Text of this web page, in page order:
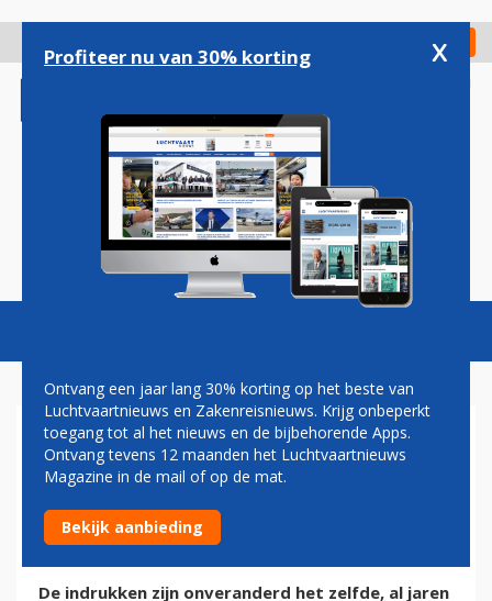
gaan
Check in
Magazine Podcasts Vacatures
HERMAN MATEBOER:
EENZAME PLANEET
28 mei 2014
De indrukken zijn onveranderd het zelfde, al jaren
Profiteer nu van 30% korting x
Ontvang een jaar lang 30% korting op het beste van
Luchtvaartnieuws en Zakenreisnieuws. Krijg onbeperkt
toegang tot al het nieuws en de bijbehorende Apps.
Ontvang tevens 12 maanden het Luchtvaartnieuws
Magazine in de mail of op de mat.
Bekijk aanbieding